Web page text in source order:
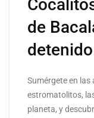
de
Sumérgete en
estromatolitos,
planeta, y